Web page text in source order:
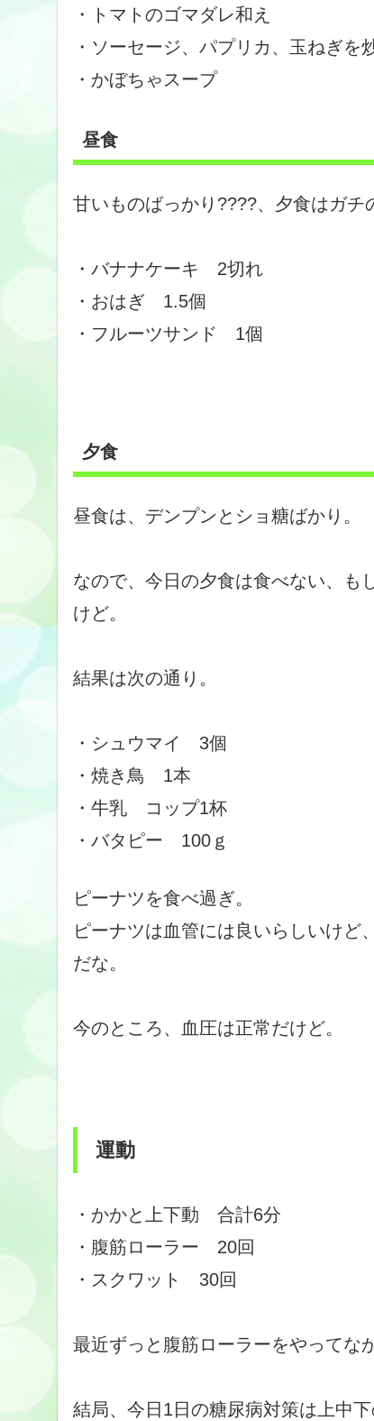
・トマトのゴマダレ和え
・ソーセージ、パプリカ、玉ねぎを
・かぼちゃスープ
昼食
甘いものばっかり????、夕食はガチ
・バナナケーキ 2切れ
・おはぎ 1.5個
・フルーツサンド 1個
夕食
昼食は、デンプンとショ糖ばかり。
なので、今日の夕食は食べない、も
けど。
結果は次の通り。
・シュウマイ 3個
・焼き鳥 1本
・牛乳 コップ1杯
・バタピー 100ｇ
ピーナツを食べ過ぎ。
ピーナツは血管には良いらしいけど
だな。
今のところ、血圧は正常だけど。
運動
・かかと上下動 合計6分
・腹筋ローラー 20回
・スクワット 30回
最近ずっと腹筋ローラーをやってな
結局、今日1日の糖尿病対策は上中